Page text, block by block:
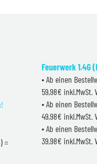
=
Feuerwerk 1.4G
• Ab einen
59,98€ inkl.MwSt.
• Ab einen
49,98€ inkl.MwSt.
• Ab einen
39,98€ inkl.MwSt.